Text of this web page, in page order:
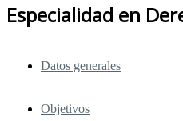
Especialidad en
Datos generales
Objetivos